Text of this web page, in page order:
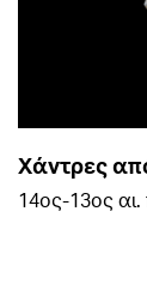
Xάντρες
14ος-13ος αι.